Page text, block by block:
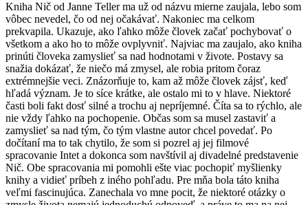
Kniha Nič od Janne Teller ma už od názvu mierne zaujala, lebo som
vôbec nevedel, čo od nej očakávať. Nakoniec ma celkom
prekvapila. Ukazuje, ako ľahko môže človek začať pochybovať o
všetkom a ako ho to môže ovplyvniť. Najviac ma zaujalo, ako kniha
prinúti človeka zamyslieť sa nad hodnotami v živote. Postavy sa
snažia dokázať, že niečo má zmysel, ale robia pritom čoraz
extrémnejšie veci. Znázorňuje to, kam až môže človek zájsť, keď
hľadá význam. Je to síce krátke, ale ostalo mi to v hlave. Niektoré
časti boli fakt dosť silné a trochu aj nepríjemné. Číta sa to rýchlo, ale
nie vždy ľahko na pochopenie. Občas som sa musel zastaviť a
zamyslieť sa nad tým, čo tým vlastne autor chcel povedať. Po
dočítaní ma to tak chytilo, že som si pozrel aj jej filmové
spracovanie Intet a dokonca som navštívil aj divadelné predstavenie
Nič. Obe spracovania mi pomohli ešte viac pochopiť myšlienky
knihy a vidieť príbeh z iného pohľadu. Pre mňa bola táto kniha
veľmi fascinujúca. Zanechala vo mne pocit, že niektoré otázky o